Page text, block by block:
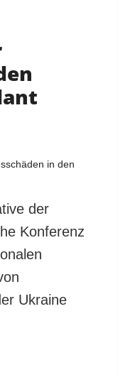
der
Konferenz
Ukraine